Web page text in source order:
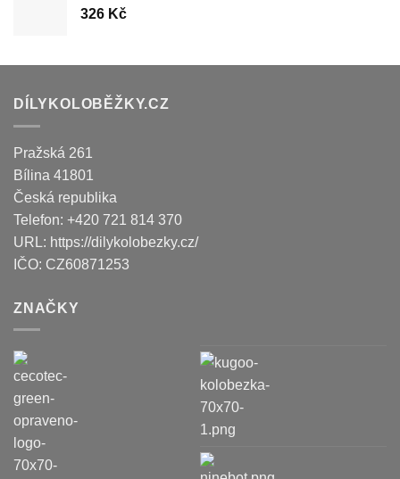
326 Kč
DÍLYKOLOBĚŽKY.CZ
Pražská 261
Bílina 41801
Česká republika
Telefon: +420 721 814 370
URL: https://dilykolobezky.cz/
IČO: CZ60871253
ZNAČKY